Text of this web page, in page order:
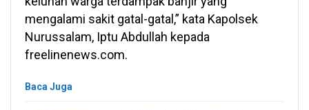
mengalami sakit gatal-gatal,” kata Kapolsek
Nurussalam, Iptu Abdullah kepada
freelinenews.com.
Baca Juga